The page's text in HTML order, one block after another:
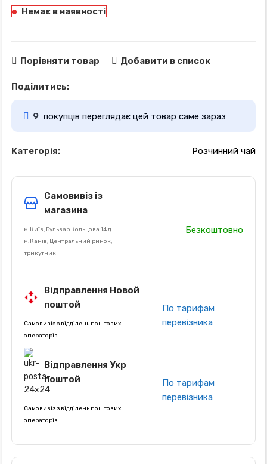
Немає в наявності
Порівняти товар Добавити в список
Поділитись:
9 покупців переглядає цей товар саме зараз
Категорія: Розчинний чай
Самовивіз із
магазина
м.Київ, Бульвар Кольцова 14 д
м.Канів, Центральний ринок,
трикутник
Безкоштовно
Відправлення Новой
поштой
Самовивіз з відділень поштових
операторів
По тарифам
перевізника
Відправлення Укр
поштой
Самовивіз з відділень поштових
операторів
По тарифам
перевізника